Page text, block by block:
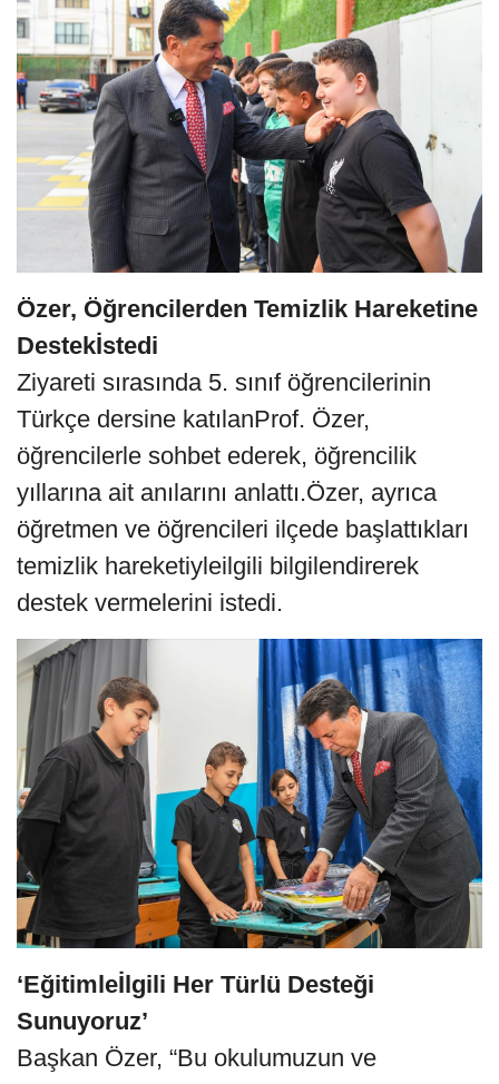
Özer, Öğrencilerden Temizlik Hareketine
Destekİstedi
Ziyareti sırasında 5. sınıf öğrencilerinin
Türkçe dersine katılanProf. Özer,
öğrencilerle sohbet ederek, öğrencilik
yıllarına ait anılarını anlattı.Özer, ayrıca
öğretmen ve öğrencileri ilçede başlattıkları
temizlik hareketiyleilgili bilgilendirerek
destek vermelerini istedi.
‘Eğitimleİlgili Her Türlü Desteği
Sunuyoruz’
Başkan Özer, “Bu okulumuzun ve